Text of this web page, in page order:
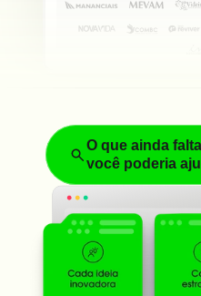
O que ainda
você poderia